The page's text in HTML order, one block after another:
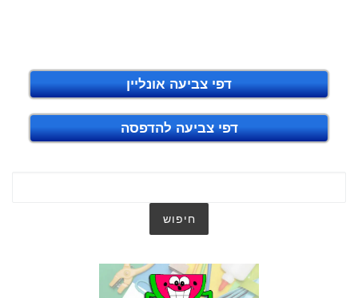
דפי צביעה אונליין
דפי צביעה להדפסה